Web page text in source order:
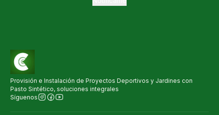
Provisión e Instalación de Proyectos Deportivos y Jardines con
Pasto Sintético, soluciones integrales
Síguenos